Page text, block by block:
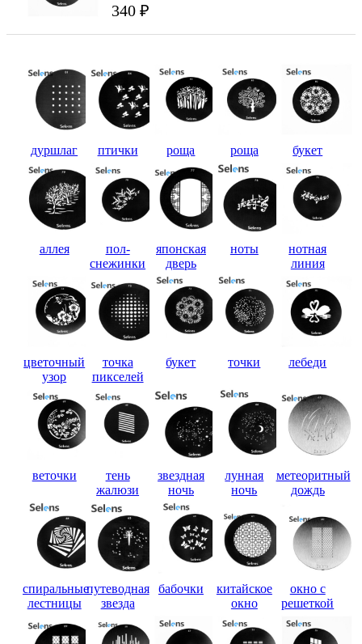
340 ₽
дуршлаг птички роща роща букет
аллея
пол-
снежинки
японская
дверь
ноты
нотная
линия
цветочный
узор
точка
пикселей
букет точки лебеди
веточки
тень
жалюзи
звездная
ночь
лунная
ночь
метеоритный
дождь
спиральные
лестницы
путеводная
звезда
бабочки
китайское
окно
окно с
решеткой